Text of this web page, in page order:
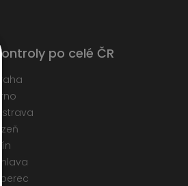
Kontroly po celé ČR
Praha
Brno
Ostrava
Plzeň
Zlín
Jihlava
Liberec